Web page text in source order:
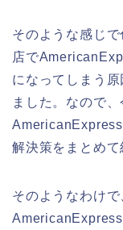
そのような感じ
店で
になってしまう
ました。なので
解決策をまとめて
そのようなわけ